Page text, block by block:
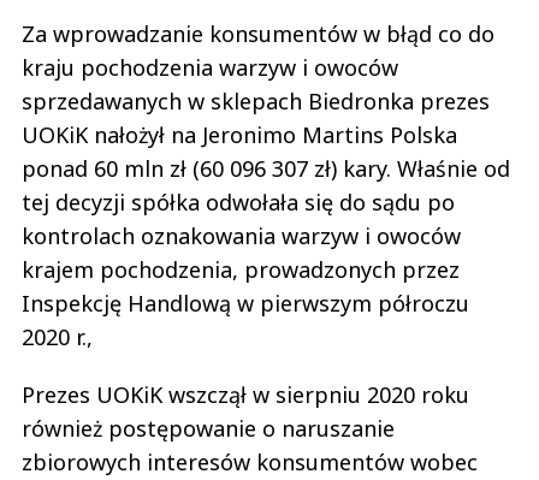
Za wprowadzanie konsumentów w błąd co do
kraju pochodzenia warzyw i owoców
sprzedawanych w sklepach Biedronka prezes
UOKiK nałożył na Jeronimo Martins Polska
ponad 60 mln zł (60 096 307 zł) kary. Właśnie od
tej decyzji spółka odwołała się do sądu po
kontrolach oznakowania warzyw i owoców
krajem pochodzenia, prowadzonych przez
Inspekcję Handlową w pierwszym półroczu
2020 r.,
Prezes UOKiK wszczął w sierpniu 2020 roku
również postępowanie o naruszanie
zbiorowych interesów konsumentów wobec